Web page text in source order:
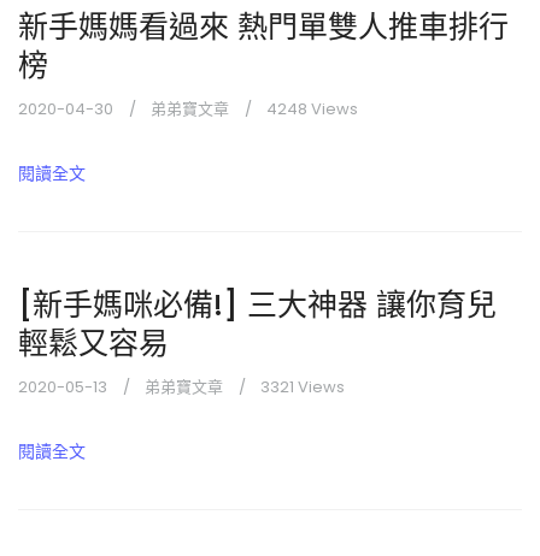
新手媽媽看過來 熱門單雙人推車排行
榜
2020-04-30 弟弟寶文章 4248 Views
閱讀全文
[新手媽咪必備!] 三大神器 讓你育兒
輕鬆又容易
2020-05-13 弟弟寶文章 3321 Views
閱讀全文